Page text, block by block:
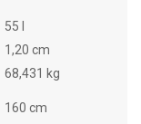
55 l
1,20 cm
68,431 kg
160 cm